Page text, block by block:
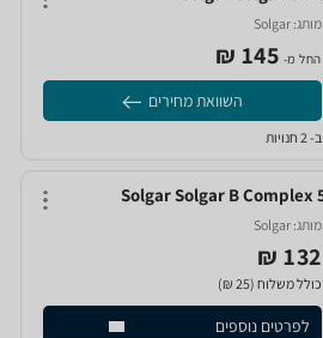
מותג:Solgar‏
החל מ- 145‏ ₪
השוואת מחירים
ב- 2 חנויות
מותג:Solgar‏
132 ₪
כולל משלוח (25 ₪)
לפרטים נוספים